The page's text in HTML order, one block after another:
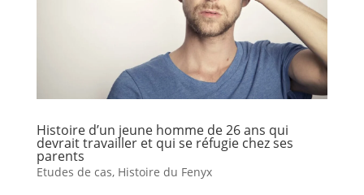
Histoire d’un jeune homme de 26 ans qui
devrait travailler et qui se réfugie chez ses
parents
Etudes de cas, Histoire du Fenyx